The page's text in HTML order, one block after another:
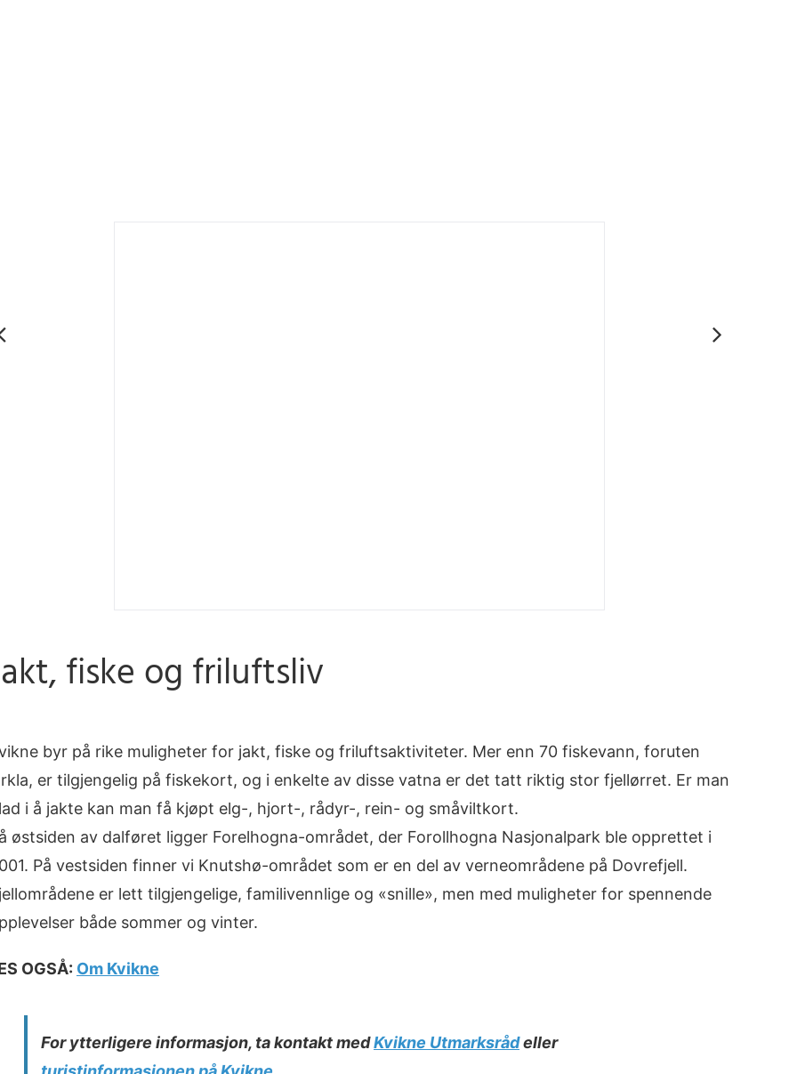
fiske og friluftsliv
byr på rike muligheter for jakt, fiske og friluftsaktiviteter. Mer enn 70 fiskevann, foruten
er tilgjengelig på fiskekort, og i enkelte av disse vatna er det tatt riktig stor fjellørret. Er man
i å jakte kan man få kjøpt elg-, hjort-, rådyr-, rein- og småviltkort.
østsiden av dalføret ligger Forelhogna-området, der Forollhogna Nasjonalpark ble opprettet i
På vestsiden finner vi Knutshø-området som er en del av verneområdene på Dovrefjell.
er lett tilgjengelige, familivennlige og «snille», men med muligheter for spennende
både sommer og vinter.
OGSÅ: Om Kvikne
For ytterligere informasjon, ta kontakt medKvikne Utmarksrådeller